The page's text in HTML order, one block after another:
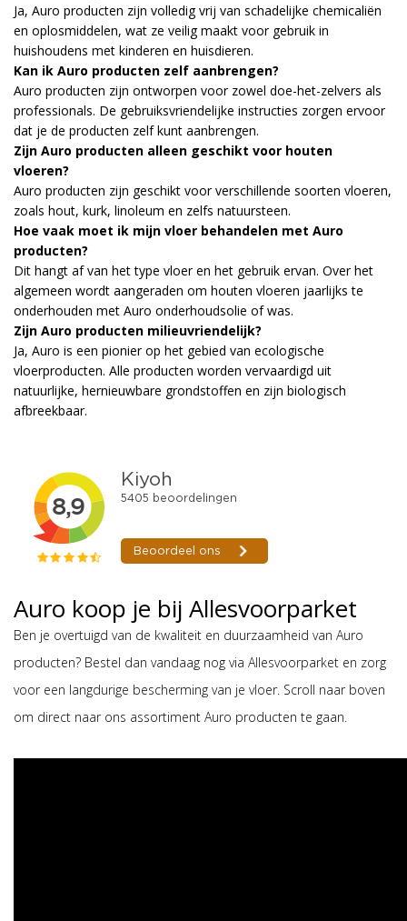
Ja, Auro producten zijn volledig vrij van schadelijke chemicaliën
en oplosmiddelen, wat ze veilig maakt voor gebruik in
huishoudens met kinderen en huisdieren.
Kan ik Auro producten zelf aanbrengen?
Auro producten zijn ontworpen voor zowel doe-het-zelvers als
professionals. De gebruiksvriendelijke instructies zorgen ervoor
dat je de producten zelf kunt aanbrengen.
Zijn Auro producten alleen geschikt voor houten
vloeren?
Auro producten zijn geschikt voor verschillende soorten vloeren,
zoals hout, kurk, linoleum en zelfs natuursteen.
Hoe vaak moet ik mijn vloer behandelen met Auro
producten?
Dit hangt af van het type vloer en het gebruik ervan. Over het
algemeen wordt aangeraden om houten vloeren jaarlijks te
onderhouden met Auro onderhoudsolie of was.
Zijn Auro producten milieuvriendelijk?
Ja, Auro is een pionier op het gebied van ecologische
vloerproducten. Alle producten worden vervaardigd uit
natuurlijke, hernieuwbare grondstoffen en zijn biologisch
afbreekbaar.
Auro koop je bij Allesvoorparket
Ben je overtuigd van de kwaliteit en duurzaamheid van Auro
producten? Bestel dan vandaag nog via Allesvoorparket en zorg
voor een langdurige bescherming van je vloer. Scroll naar boven
om direct naar ons assortiment Auro producten te gaan.